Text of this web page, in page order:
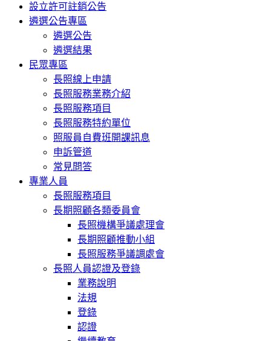
設立許可註銷公告
遴選公告專區
遴選公告
遴選結果
民眾專區
長照線上申請
長照服務業務介紹
長照服務項目
長照服務特約單位
照服員自費班開課訊息
申訴管道
常見問答
專業人員
長照服務項目
長期照顧各類委員會
長照機構爭議處理會
長期照顧推動小組
長照服務爭議調處會
長照人員認證及登錄
業務說明
法規
登錄
認證